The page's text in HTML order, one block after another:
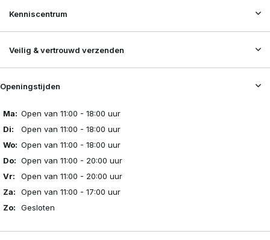
Kenniscentrum
Veilig & vertrouwd verzenden
Openingstijden
Ma: Open van 11:00 - 18:00 uur
Di:
Open van 11:00 - 18:00 uur
Wo: Open van 11:00 - 18:00 uur
Do: Open van 11:00 - 20:00 uur
Vr:
Open van 11:00 - 20:00 uur
Za:
Open van 11:00 - 17:00 uur
Zo:
Gesloten